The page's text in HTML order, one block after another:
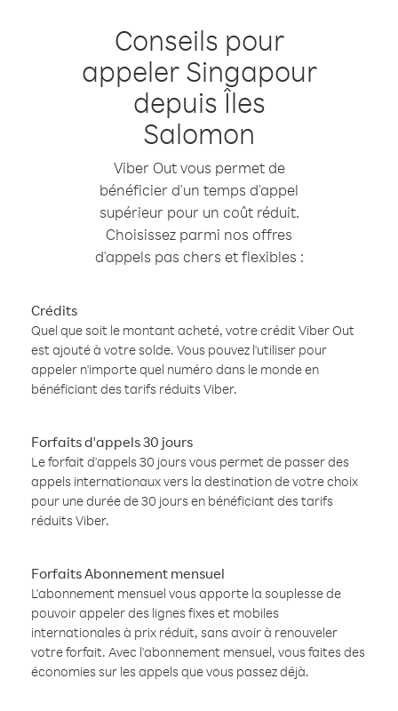
Conseils pour
appeler Singapour
depuis Îles
Salomon
Viber Out vous permet de
bénéficier d'un temps d'appel
supérieur pour un coût réduit.
Choisissez parmi nos offres
d'appels pas chers et flexibles :
Crédits
Quel que soit le montant acheté, votre crédit Viber Out
est ajouté à votre solde. Vous pouvez l'utiliser pour
appeler n'importe quel numéro dans le monde en
bénéficiant des tarifs réduits Viber.
Forfaits d'appels 30 jours
Le forfait d'appels 30 jours vous permet de passer des
appels internationaux vers la destination de votre choix
pour une durée de 30 jours en bénéficiant des tarifs
réduits Viber.
Forfaits Abonnement mensuel
L'abonnement mensuel vous apporte la souplesse de
pouvoir appeler des lignes fixes et mobiles
internationales à prix réduit, sans avoir à renouveler
votre forfait. Avec l'abonnement mensuel, vous faites des
économies sur les appels que vous passez déjà.